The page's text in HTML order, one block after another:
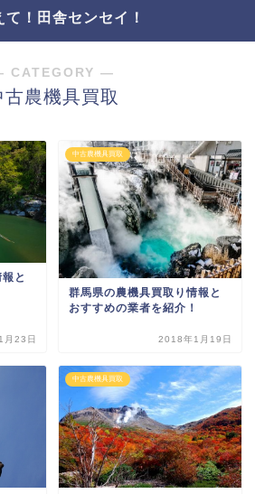
て！田舎センセイ！
CATEGORY ―
古農機具買取
と
23日
中古農機具買取
群馬県の農機具買取り情報と
おすすめの業者を紹介！
2018年1月19日
中古農機具買取